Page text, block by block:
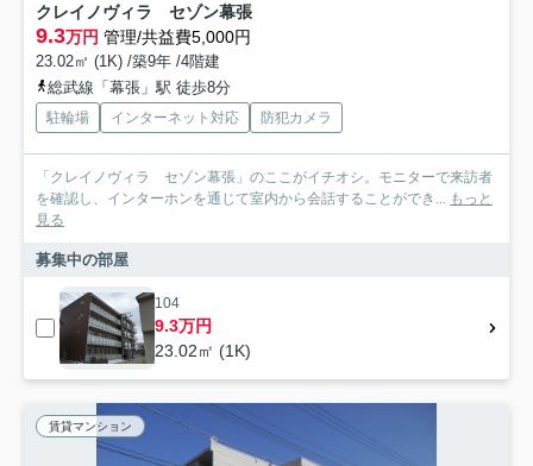
クレイノヴィラ セゾン幕張
9.3万円 管理/共益費5,000円
23.02㎡ (1K) /築9年 /4階建
総武線「幕張」駅 徒歩8分
駐輪場 インターネット対応 防犯カメラ
「クレイノヴィラ セゾン幕張」のここがイチオシ。モニターで来訪者
を確認し、インターホンを通じて室内から会話することができ... もっと
見る
募集中の部屋
104
9.3万円
23.02㎡ (1K)
賃貸マンション